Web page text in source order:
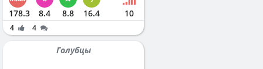
178.3 8.4 8.8 16.4 10
4 4
Голубцы